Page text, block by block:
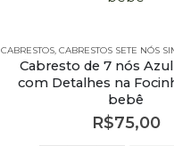
,PE – CABRESTOS - 7 NÓS SIMPLES
CABRESTOS, CABRESTOS SETE NÓS
Cabresto de 7 nós
com Detalhes na
bebê
R$75,00